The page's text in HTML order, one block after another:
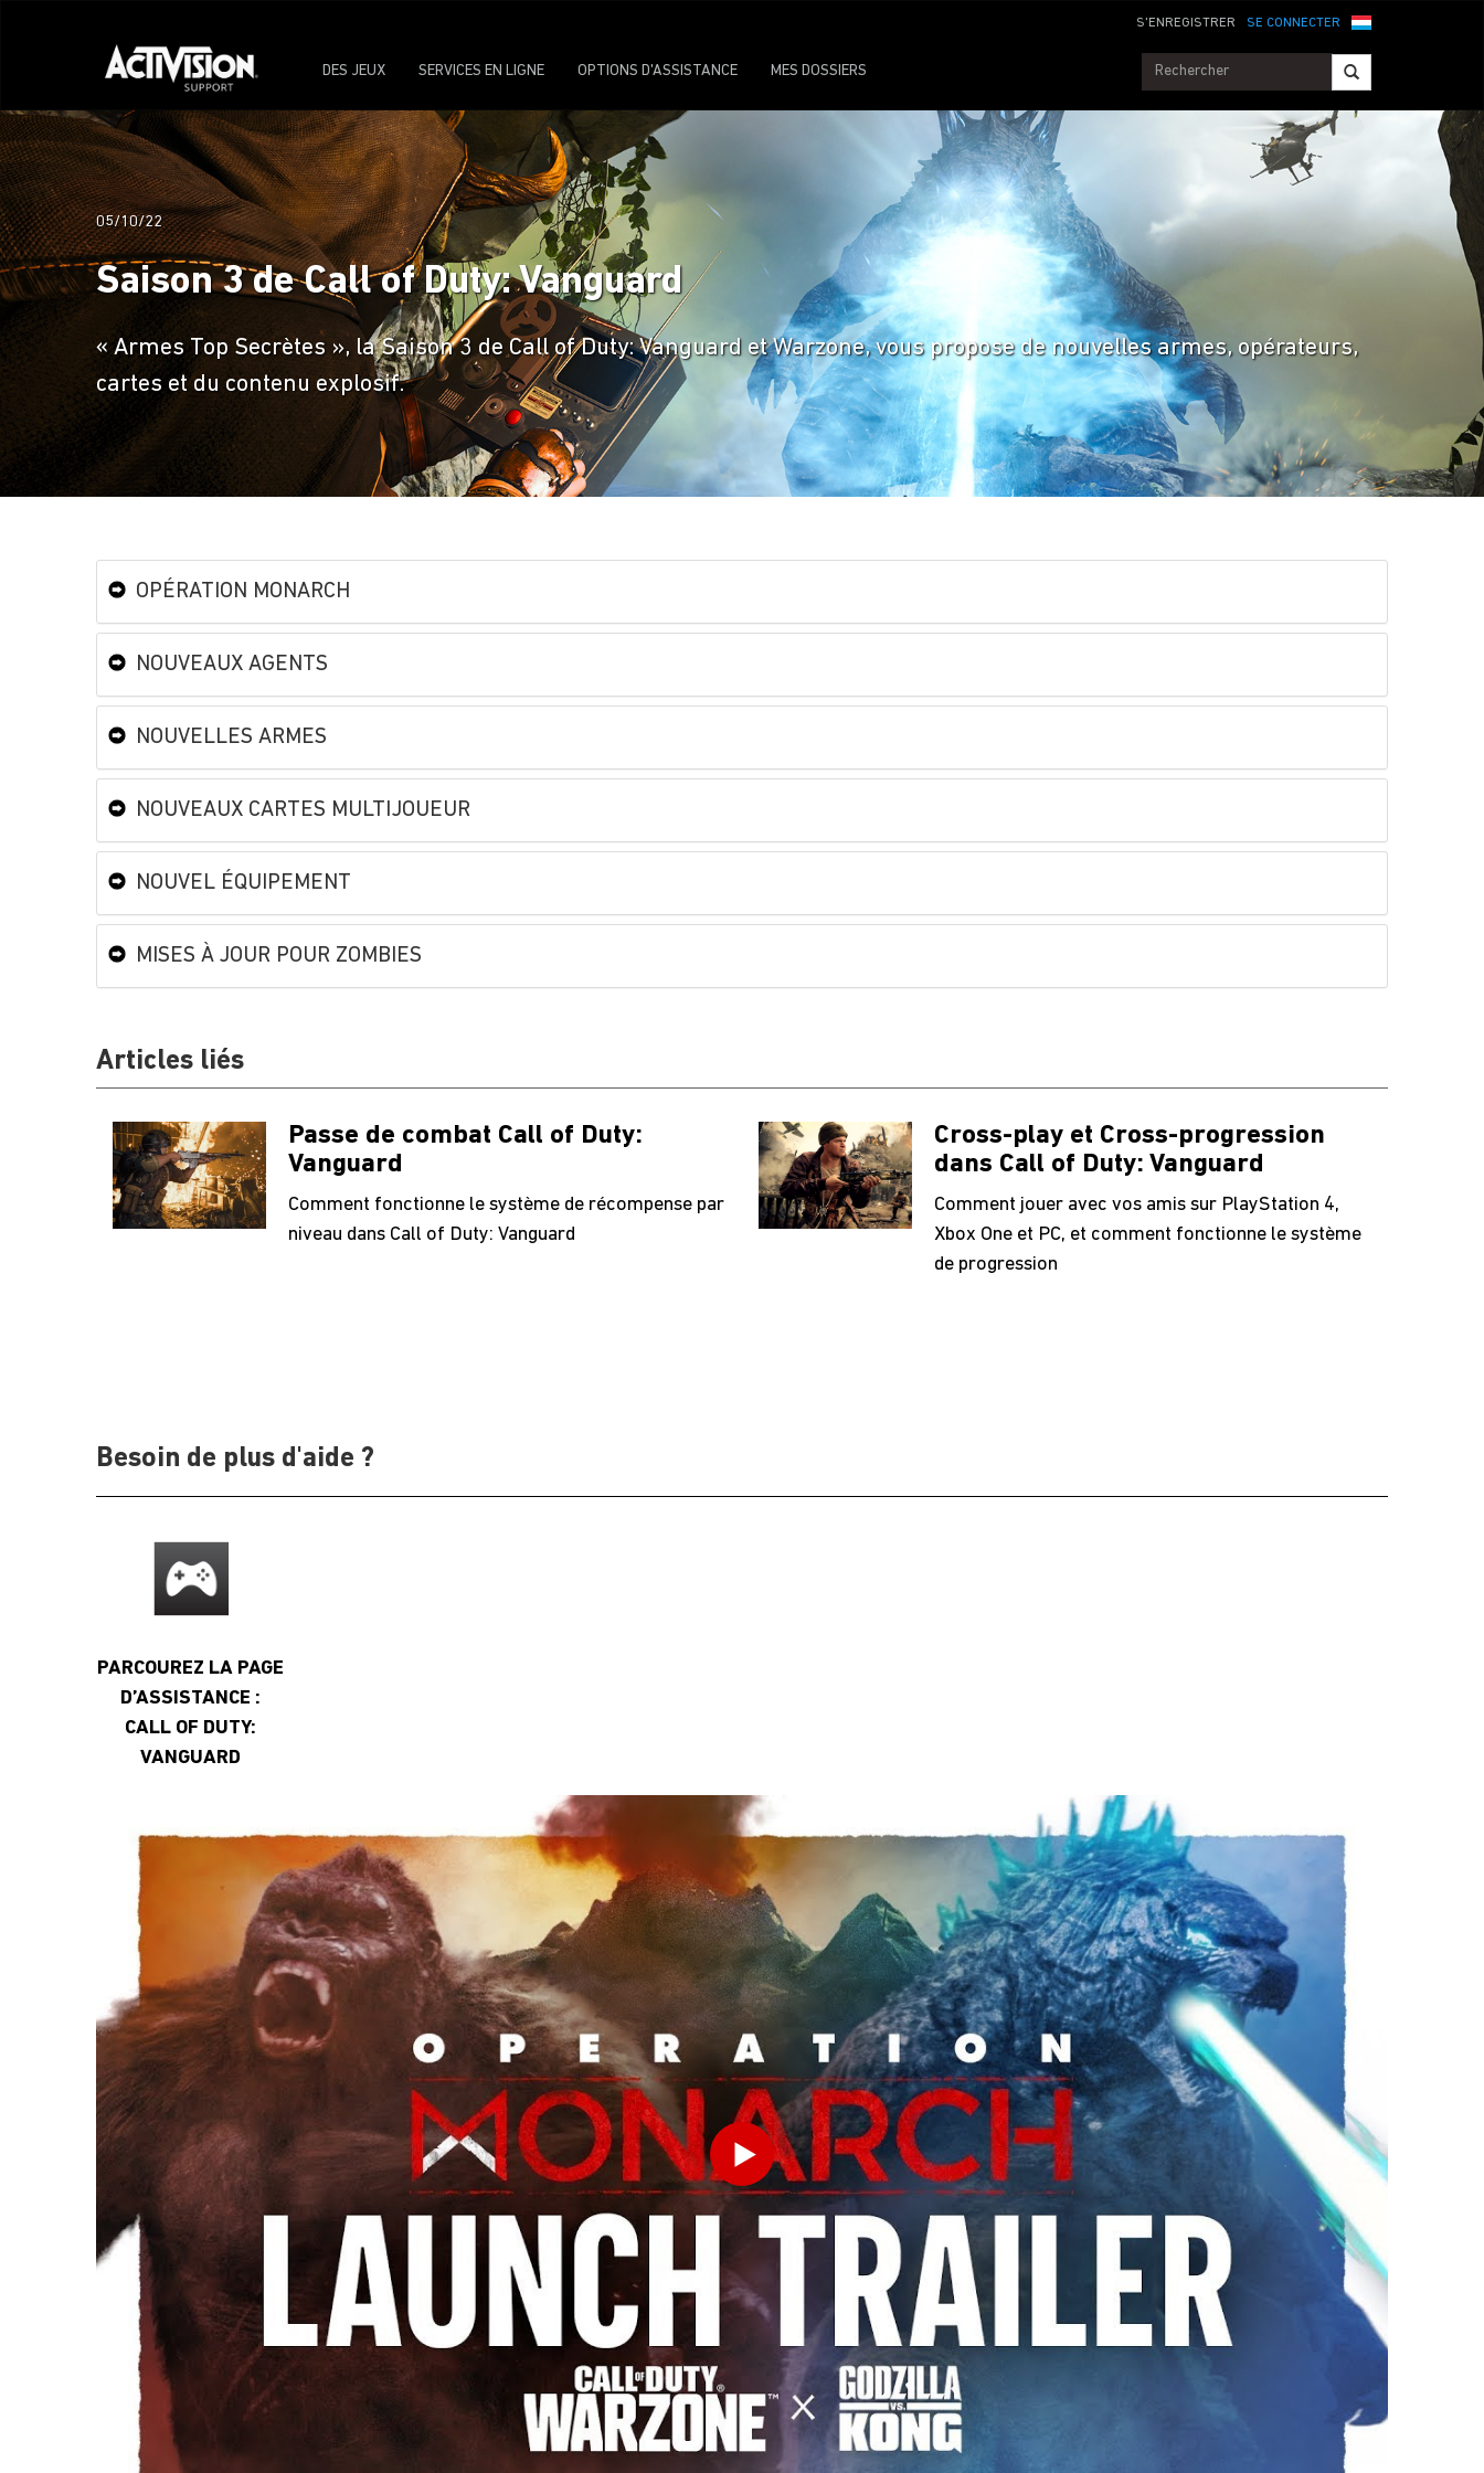
SE CONNECTER
S'ENREGISTRER
DES JEUX SERVICES EN LIGNE OPTIONS D'ASSISTANCE MES DOSSIERS
05/10/22
Saison 3 de Call of Duty: Vanguard
« Armes Top Secrètes », la Saison 3 de Call of Duty: Vanguard et Warzone, vous propose de nouvelles armes, opérateurs,
cartes et du contenu explosif.
OPÉRATION MONARCH
NOUVEAUX AGENTS
NOUVELLES ARMES
NOUVEAUX CARTES MULTIJOUEUR
NOUVEL ÉQUIPEMENT
MISES À JOUR POUR ZOMBIES
Articles liés
Passe de combat Call of Duty:
Vanguard
Comment fonctionne le système de récompense par
niveau dans Call of Duty: Vanguard
Cross-play et Cross-progression
dans Call of Duty: Vanguard
Comment jouer avec vos amis sur PlayStation 4,
Xbox One et PC, et comment fonctionne le système
de progression
Besoin de plus d'aide ?
PARCOUREZ LA PAGE
D’ASSISTANCE :
CALL OF DUTY:
VANGUARD
INDIQUEZ VOTRE DATE DE NAISSANCE
ENVOYER
Play